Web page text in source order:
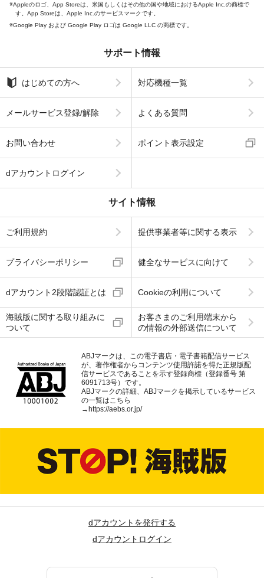
Appleのロゴ、App Storeは、米国もしくはその他の国や地域におけるApple Inc.の商標で
す。App Storeは、Apple Inc.のサービスマークです。
Google Play および Google Play ロゴは Google LLC の商標です。
サポート情報
はじめての方へ 対応機種一覧
メールサービス登録/解除 よくある質問
お問い合わせ ポイント表示設定
dアカウントログイン
サイト情報
ご利用規約 提供事業者等に関する表示
プライバシーポリシー 健全なサービスに向けて
dアカウント2段階認証とは Cookieの利用について
海賊版に関する取り組みに
ついて
お客さまのご利用端末から
の情報の外部送信について
ABJマークは、この電子書店・電子書籍配信サービス
が、著作権者からコンテンツ使用許諾を得た正規版配
信サービスであることを示す登録商標（登録番号 第
6091713号）です。
ABJマークの詳細、ABJマークを掲示しているサービス
の一覧はこちら
→ https://aebs.or.jp/
dアカウントを発行する
dアカウントログイン